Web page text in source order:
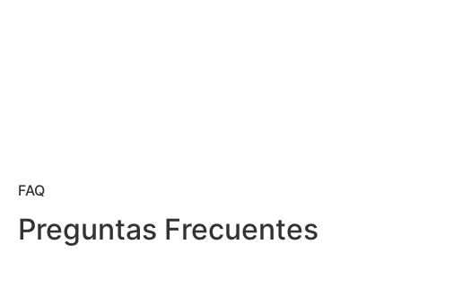
FAQ
Preguntas Frecuentes